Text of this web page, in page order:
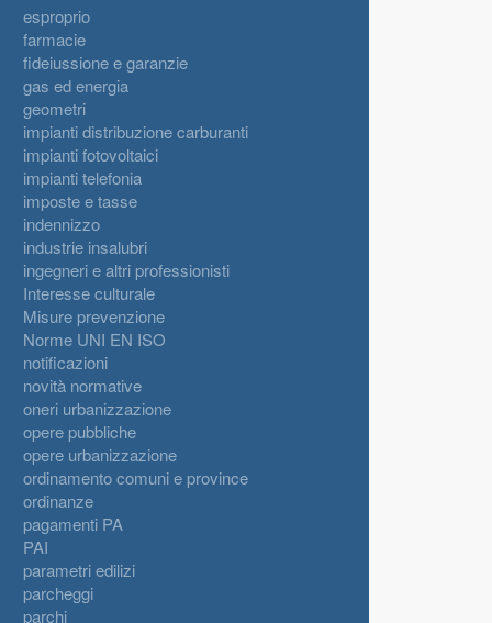
esproprio
farmacie
fideiussione e garanzie
gas ed energia
geometri
impianti distribuzione carburanti
impianti fotovoltaici
impianti telefonia
imposte e tasse
indennizzo
industrie insalubri
ingegneri e altri professionisti
Interesse culturale
Misure prevenzione
Norme UNI EN ISO
notificazioni
novità normative
oneri urbanizzazione
opere pubbliche
opere urbanizzazione
ordinamento comuni e province
ordinanze
pagamenti PA
PAI
parametri edilizi
parcheggi
parchi